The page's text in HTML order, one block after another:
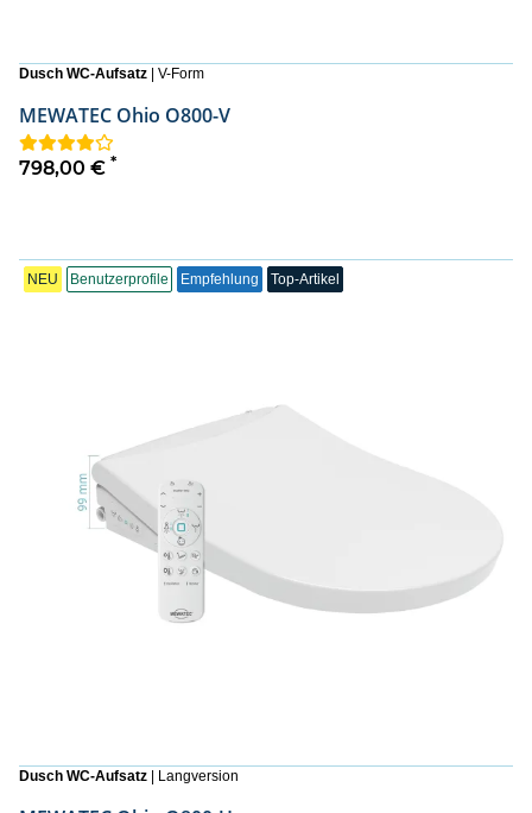
Dusch WC-Aufsatz | V-Form
MEWATEC Ohio O800-V
798,00 € *
NEU Benutzerprofile Empfehlung Top-Artikel
Dusch WC-Aufsatz | Langversion